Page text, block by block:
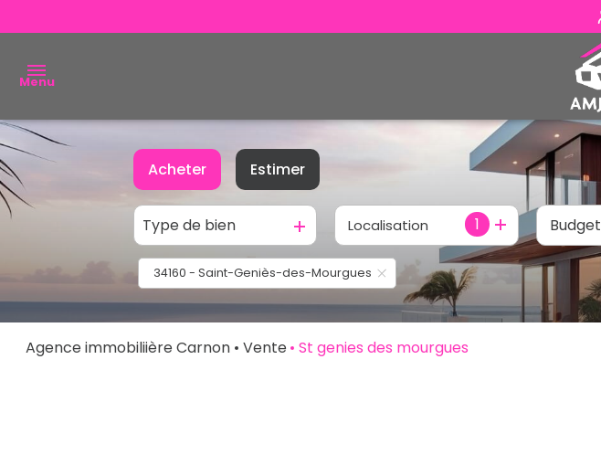
Menu
ACHETER
VENDRE
E-MAIL
NOUS
Acheter
De l'ancien
De l'immo pro
Estimer
Type de bien 1
Localisation Budget
34160 - Saint-Geniès-des-Mourgues
Agence immobiliière Carnon Vente St genies des mourgues